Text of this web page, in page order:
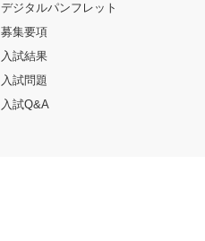
デジタルパンフレット
募集要項
入試結果
入試問題
入試Q&A